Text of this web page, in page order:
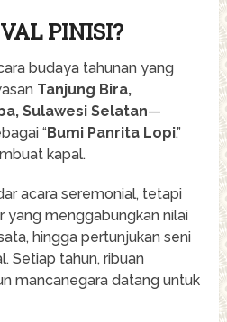
PINISI?
budaya tahunan yang
Tanjung Bira,
Sulawesi Selatan—
“Bumi Panrita Lopi,”
kapal.
acara seremonial, tetapi
yang menggabungkan nilai
hingga pertunjukan seni
Setiap tahun, ribuan
mancanegara datang untuk